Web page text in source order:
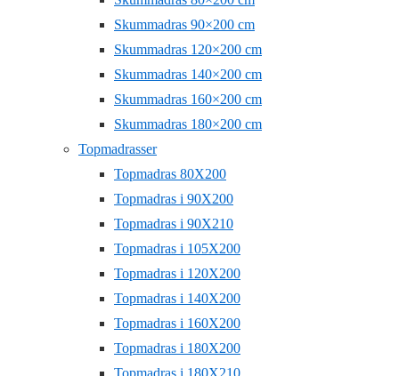
Skummadras 90×200 cm
Skummadras 120×200 cm
Skummadras 140×200 cm
Skummadras 160×200 cm
Skummadras 180×200 cm
Topmadrasser
Topmadras 80X200
Topmadras i 90X200
Topmadras i 90X210
Topmadras i 105X200
Topmadras i 120X200
Topmadras i 140X200
Topmadras i 160X200
Topmadras i 180X200
Topmadras i 180X210